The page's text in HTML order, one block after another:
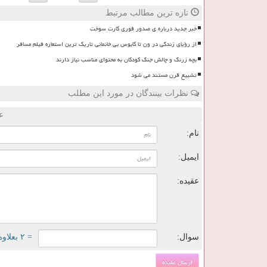
تازه ترین مطالب مرتبط
خبر جدید درباره ی صدور فوری کارت سوخت
از رؤیای زندگی در ون تا کابوس بی خانمانی تاریک ترین استعاره فیلم مسافر
بچه زرنگ و چالش جنگ کودکان به محتوای مناسب نیاز دارند
تشییع قرن مستند می شود
نظرات بینندگان در مورد این مطلب
نام:
ایمیل:
عقیده:
سوال: = ۲ بعلاوه ۳